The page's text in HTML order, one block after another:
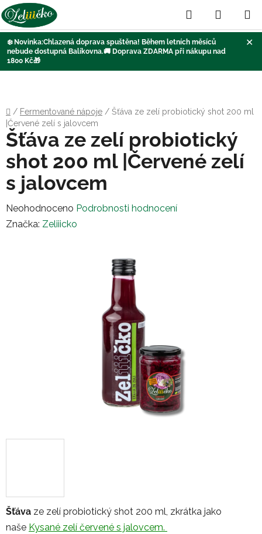
❄️ Novinka:Chlazená doprava spuštěna! Během letních měsíců
nebude dostupná Balíkovna.🚚 Doprava ZDARMA při nákupu nad
1800 Kč🎁
✕
Hledat
KOŠÍK
Domů
/ Fermentované nápoje / Šťáva ze zelí probiotický shot 200 ml
|Červené zelí s jalovcem
Šťáva ze zelí probiotický shot 200 ml, zkrátka jako
naše Kysané zelí červené s jalovcem.
Šťáva ze zelí probiotický
shot 200 ml |Červené zelí
s jalovcem
Průměrné
hodnocení
Neohodnoceno Podrobnosti hodnocení
Značka: Zeliiicko